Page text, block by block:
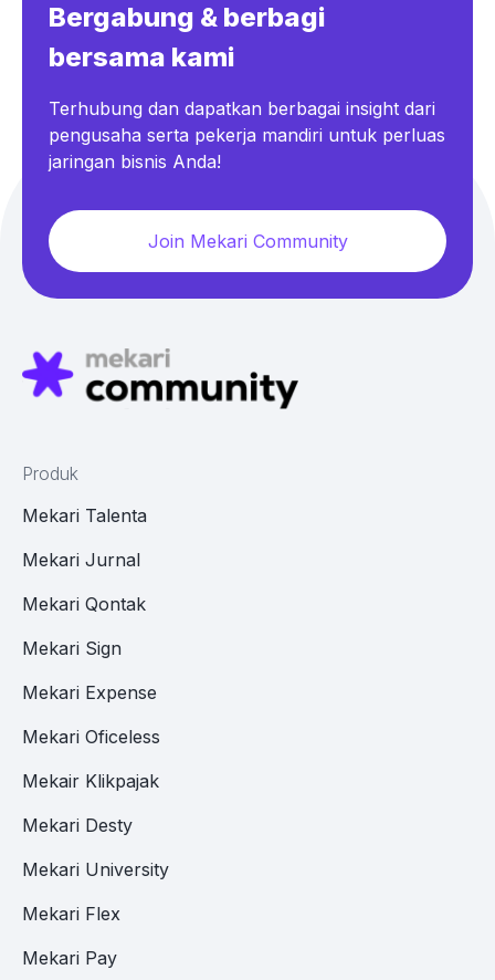
Bergabung & berbagi
bersama kami
Terhubung dan dapatkan berbagai insight dari
pengusaha serta pekerja mandiri untuk perluas
jaringan bisnis Anda!
Join Mekari Community
Produk
Mekari Talenta
Mekari Jurnal
Mekari Qontak
Mekari Sign
Mekari Expense
Mekari Oficeless
Mekair Klikpajak
Mekari Desty
Mekari University
Mekari Flex
Mekari Pay